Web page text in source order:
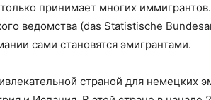
принимает многих
ведомства (das Statistische
сами становятся эмигрантами.
страной для немецких